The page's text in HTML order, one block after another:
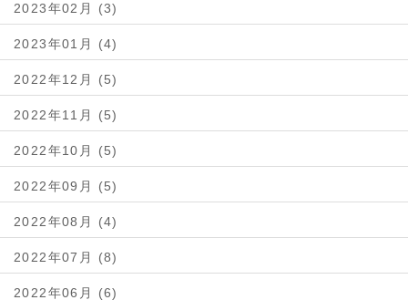
2023年02月 (3)
2023年01月 (4)
2022年12月 (5)
2022年11月 (5)
2022年10月 (5)
2022年09月 (5)
2022年08月 (4)
2022年07月 (8)
2022年06月 (6)